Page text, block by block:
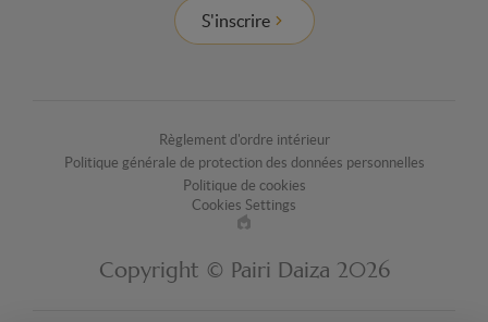
S'inscrire
Règlement d'ordre intérieur
Politique générale de protection des données personnelles
Politique de cookies
Cookies Settings
Made
by
Copyright © Pairi Daiza 2026